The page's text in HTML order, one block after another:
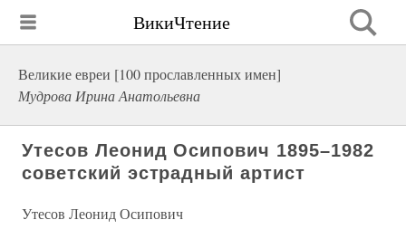
ВикиЧтение
Великие евреи [100 прославленных имен]
Мудрова Ирина Анатольевна
Утесов Леонид Осипович 1895–1982
советский эстрадный артист
Утесов Леонид Осипович